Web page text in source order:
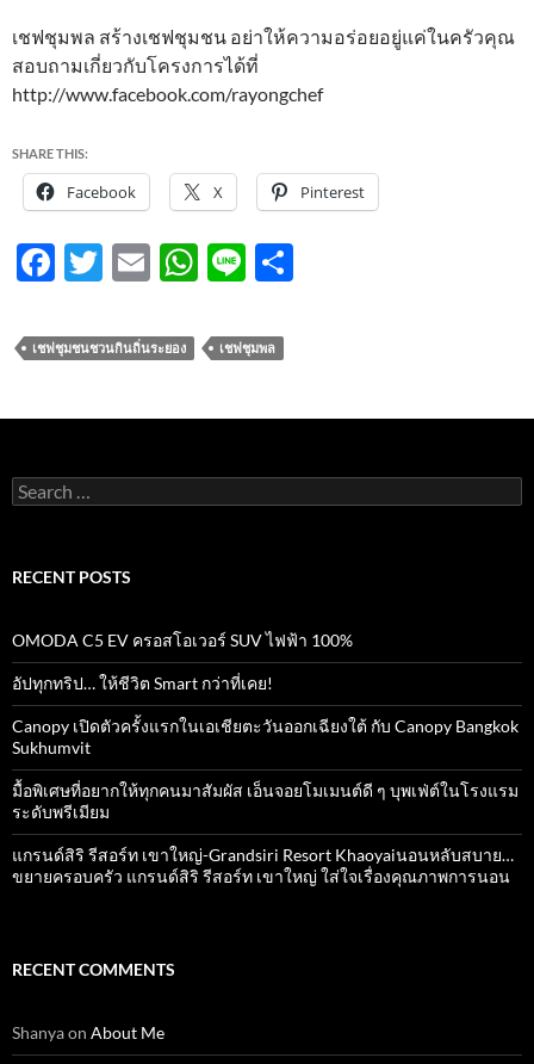
เชฟชุมพล สร้างเชฟชุมชน อย่าให้ความอร่อยอยู่แค่ในครัวคุณ
สอบถามเกี่ยวกับโครงการได้ที่
http://www.facebook.com/rayongchef
SHARE THIS:
Facebook X Pinterest
F
e
o
k
T
itt
E
ail
W
at
A
p
Li
e
เชฟชุมชนชวนกินถิ่นระยอง เชฟชุมพล
Search
for:
RECENT POSTS
OMODA C5 EV ครอสโอเวอร์ SUV ไฟฟ้า 100%
อัปทุกทริป… ให้ชีวิต Smart กว่าที่เคย!
Canopy เปิดตัวครั้งแรกในเอเชียตะวันออกเฉียงใต้ กับ Canopy Bangkok
Sukhumvit
มื้อพิเศษที่อยากให้ทุกคนมาสัมผัส เอ็นจอยโมเมนต์ดี ๆ บุพเฟ่ต์ในโรงแรม
ระดับพรีเมียม
แกรนด์สิริ​ รีสอร์ท​ เขาใหญ่​-Grandsiri​ Resort​ Khaoyaiนอนหลับสบาย…
ขยายครอบครัว แกรนด์สิริ รีสอร์ท เขาใหญ่ ใส่ใจเรื่องคุณภาพการนอน
RECENT COMMENTS
Shanyaon About Me